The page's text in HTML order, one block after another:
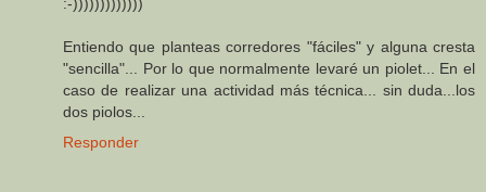
:-)))))))))))))
Entiendo que planteas corredores "fáciles" y alguna cresta
"sencilla"... Por lo que normalmente levaré un piolet... En el
caso de realizar una actividad más técnica... sin duda...los
dos piolos...
Responder